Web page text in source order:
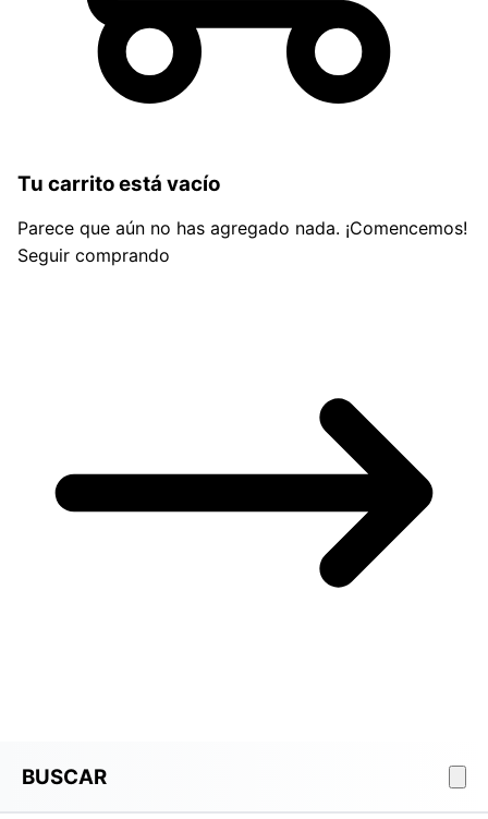
Tu carrito está vacío
Parece que aún no has agregado nada. ¡Comencemos!
Seguir comprando
BUSCAR